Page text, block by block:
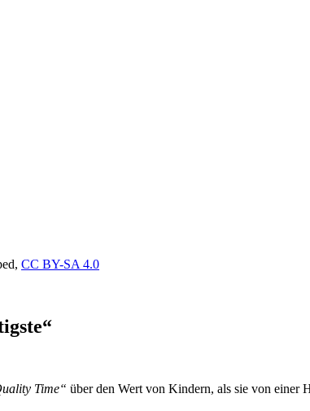
CC BY-SA 4.0
Time“ über den Wert von Kindern, als sie von einer